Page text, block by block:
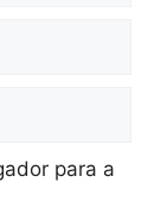
para a